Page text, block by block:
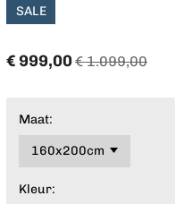
SALE
€ 999,00 € 1.099,00
Maat:
Kleur: